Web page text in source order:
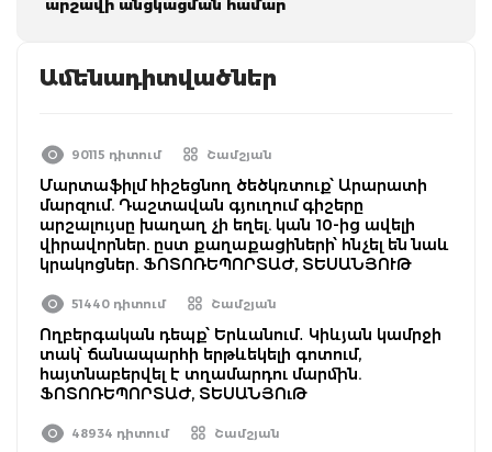
արշավի անցկացման համար
Ամենադիտվածներ
90115 դիտում Շամշյան
Մարտաֆիլմ հիշեցնող ծեծկռտուք՝ Արարատի
մարզում. Դաշտավան գյուղում գիշերը
արշալույսը խաղաղ չի եղել. կան 10-ից ավելի
վիրավորներ. ըստ քաղաքացիների՝ հնչել են նաև
կրակոցներ. ՖՈՏՈՌԵՊՈՐՏԱԺ, ՏԵՍԱՆՅՈՒԹ
51440 դիտում Շամշյան
Ողբերգական դեպք՝ Երևանում․ Կիևյան կամրջի
տակ՝ ճանապարհի երթևեկելի գոտում,
հայտնաբերվել է տղամարդու մարմին.
ՖՈՏՈՌԵՊՈՐՏԱԺ, ՏԵՍԱՆՅՈւԹ
48934 դիտում Շամշյան